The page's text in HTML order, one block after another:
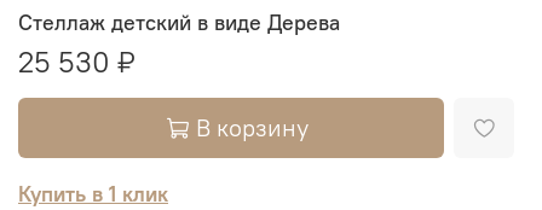
Стеллаж детский в виде Дерева
25 530 ₽
В корзину
Купить в 1 клик